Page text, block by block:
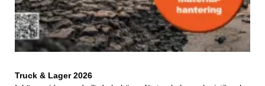
Truck & Lager 2026